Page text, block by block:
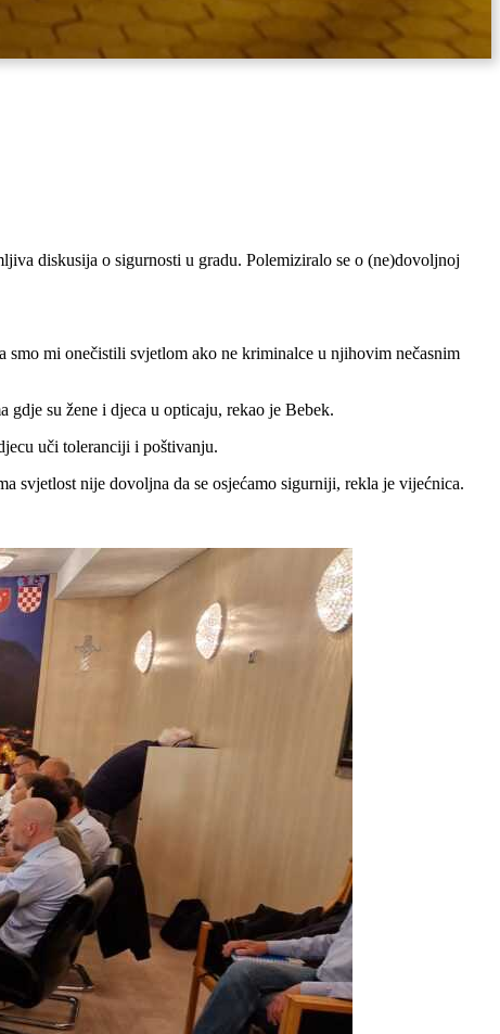
diskusija o sigurnosti u gradu. Polemiziralo se o (ne)dovoljnoj
smo mi onečistili svjetlom ako ne kriminalce u njihovim nečasnim
gdje su žene i djeca u opticaju, rekao je Bebek.
uči toleranciji i poštivanju.
svjetlost nije dovoljna da se osjećamo sigurniji, rekla je vijećnica.